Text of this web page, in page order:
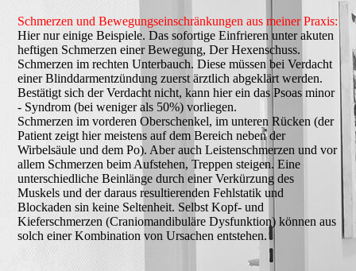
Schmerzen und Bewegungseinschränkungen aus meiner Praxis:
Hier nur einige Beispiele. Das sofortige Einfrieren unter akuten
heftigen Schmerzen einer Bewegung, Der Hexenschuss.
Schmerzen im rechten Unterbauch. Diese müssen bei Verdacht
einer Blinddarmentzündung zuerst ärztlich abgeklärt werden.
Bestätigt sich der Verdacht nicht, kann hier ein das Psoas minor
- Syndrom (bei weniger als 50%) vorliegen.
Schmerzen im vorderen Oberschenkel, im unteren Rücken (der
Patient zeigt hier meistens auf dem Bereich neben der
Wirbelsäule und dem Po). Aber auch Leistenschmerzen und vor
allem Schmerzen beim Aufstehen, Treppen steigen. Eine
unterschiedliche Beinlänge durch einer Verkürzung des
Muskels und der daraus resultierenden Fehlstatik und
Blockaden sin keine Seltenheit. Selbst Kopf- und
Kieferschmerzen (Craniomandibuläre Dysfunktion) können aus
solch einer Kombination von Ursachen entstehen.